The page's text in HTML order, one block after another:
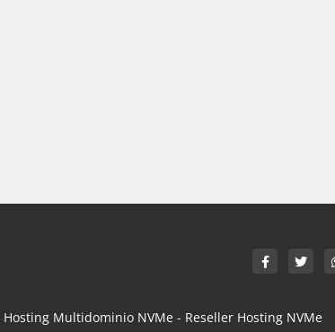
Hosting Multidominio NVMe - Reseller Hosting NVMe